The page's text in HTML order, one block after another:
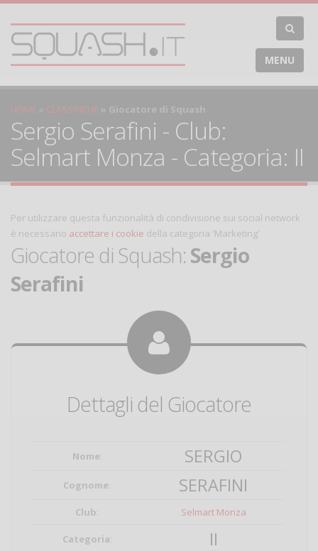
MENU
HOME CLASSIFICHE Giocatore di Squash
Sergio Serafini - Club:
Selmart Monza - Categoria: II
Per utilizzare questa funzionalità di condivisione sui social network
è necessario accettare i cookie della categoria 'Marketing'
Giocatore di Squash: Sergio
Serafini
Dettagli del Giocatore
Nome: SERGIO
Cognome: SERAFINI
Club: Selmart Monza
Categoria: II